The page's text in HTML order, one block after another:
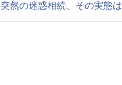
突然の迷惑相続、その実態は